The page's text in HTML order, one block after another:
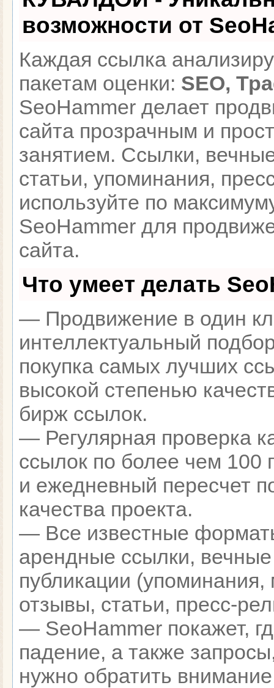
возможности от
Каждая ссылка
пакетам оценки: SEO,
SeoHammer делает
сайта прозрачным и
занятием. Ссылки,
статьи, упоминания,
используйте по
SeoHammer для
сайта.
Что умеет делать
— Продвижение в один
интеллектуальный
покупка самых лучших
высокой степенью
бирж ссылок.
— Регулярная проверка
ссылок по более чем 100
и ежедневный пересчет
качества проекта.
— Все известные
арендные ссылки,
публикации (упоминания,
отзывы, статьи, пресс-
— SeoHammer покажет,
падение, а также
нужно обратить